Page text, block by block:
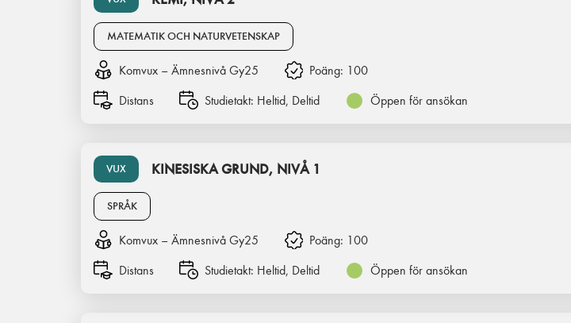
MATEMATIK OCH NATURVETENSKAP
Komvux – Ämnesnivå Gy25 Poäng: 100
Distans
Studietakt: Heltid, Deltid Öppen för ansökan
VUX KINESISKA GRUND, NIVÅ 1
SPRÅK
Komvux – Ämnesnivå Gy25 Poäng: 100
Distans
Studietakt: Heltid, Deltid Öppen för ansökan